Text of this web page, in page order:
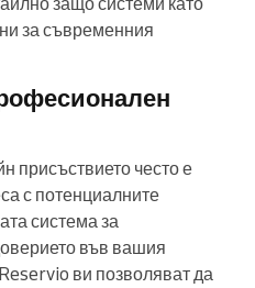
за съвременния
присъствието често е
с потенциалните
система за
във вашия
ви позволяват да